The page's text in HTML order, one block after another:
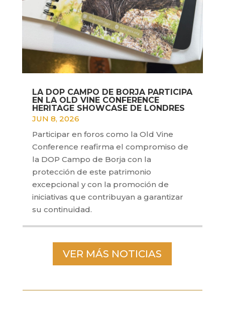
LA DOP CAMPO DE BORJA PARTICIPA
EN LA OLD VINE CONFERENCE
HERITAGE SHOWCASE DE LONDRES
JUN 8, 2026
Participar en foros como la Old Vine
Conference reafirma el compromiso de
la DOP Campo de Borja con la
protección de este patrimonio
excepcional y con la promoción de
iniciativas que contribuyan a garantizar
su continuidad.
VER MÁS NOTICIAS